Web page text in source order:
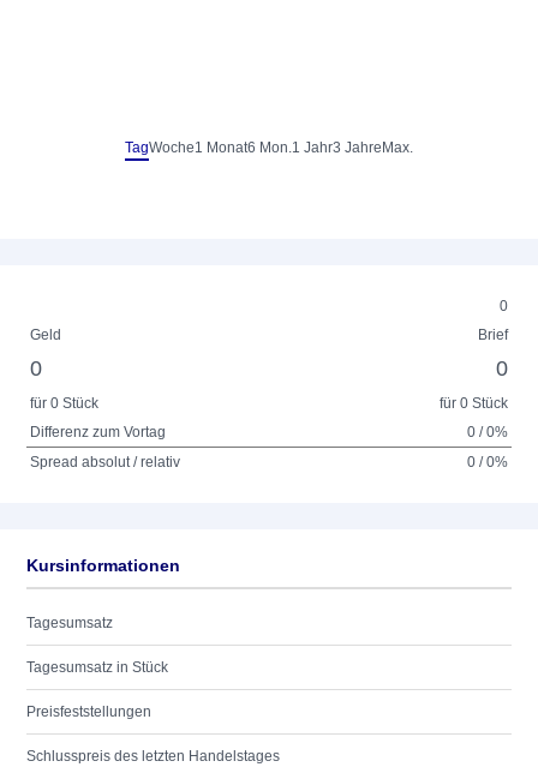
TagWoche1 Monat6 Mon.1 Jahr3 Jahre Max.
0
Geld
Brief
0 0
für 0 Stück
für 0 Stück
Differenz zum Vortag
0 / 0%
Spread absolut / relativ
0 / 0%
Kursinformationen
Tagesumsatz
Tagesumsatz in Stück
Preisfeststellungen
Schlusspreis des letzten Handelstages